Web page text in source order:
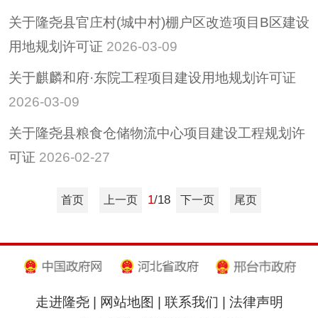
关于隆尧县官庄村(城中村)棚户区改造项目B区建设
用地规划许可证 2026-03-09
关于麒麟和府·东院工程项目建设用地规划许可证
2026-03-09
关于隆尧县粮食仓储物流中心项目建设工程规划许
可证 2026-02-27
首页 上一页 1/18 下一页 尾页
走进隆尧| 网站地图 联系我们
法律声明